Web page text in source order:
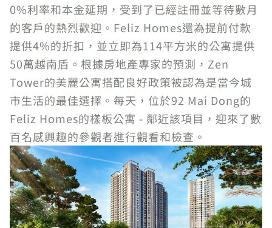
0%利率和本金延期，受到了已經註冊並等待數月
的客戶的熱烈歡迎。Feliz Homes還為提前付款
提供4%的折扣，並立即為114平方米的公寓提供
50萬越南盾。根據房地產專家的預測，Zen
Tower的美麗公寓搭配良好政策被認為是當今城
市生活的最佳選擇。每天，位於92 Mai Dong的
Feliz Homes的樣板公寓 - 鄰近該項目，迎來了數
百名感興趣的參觀者進行觀看和檢查。